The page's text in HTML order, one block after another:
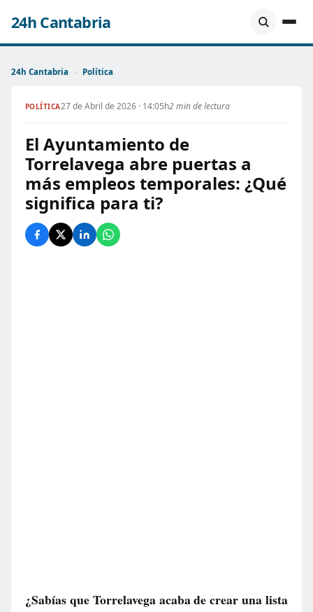
24h Cantabria
24h Cantabria › Política
POLÍTICA27 de Abril de 2026 · 14:05h2 min de lectura
El Ayuntamiento de
Torrelavega abre puertas a
más empleos temporales: ¿Qué
significa para ti?
¿Sabías que Torrelavega acaba de crear una lista